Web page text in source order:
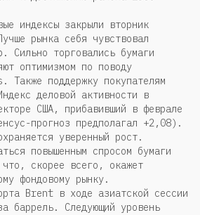
индексы закрыли вторник
рынка себя чувствовал
Сильно торговались бумаги
оптимизмом по поводу
Также поддержку покупателям
деловой активности в
США, прибавивший в феврале
прогноз предполагал +2,08).
уверенный рост.
повышенным спросом бумаги
что, скорее всего, окажет
фондовому рынку.
Brent в ходе азиатской сессии
баррель. Следующий уровень